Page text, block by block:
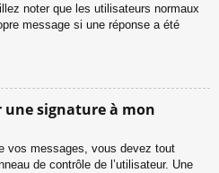
noter que les utilisateurs normaux
message si une réponse a été
une signature à mon
vos messages, vous devez tout
de contrôle de l’utilisateur. Une